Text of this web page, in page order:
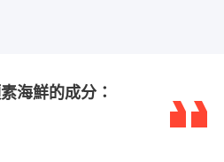
海鮮的成分：